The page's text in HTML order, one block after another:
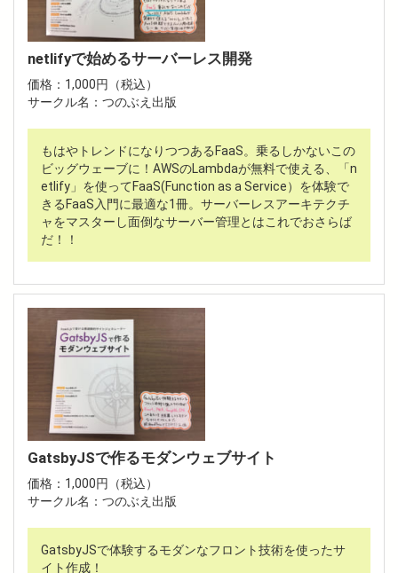
netlifyで始めるサーバーレス開発
価格：1,000円（税込）
サークル名：つのぶえ出版
もはやトレンドになりつつあるFaaS。乗るしかないこの
ビッグウェーブに！AWSのLambdaが無料で使える、「n
etlify」を使ってFaaS(Function as a Service）を体験で
きるFaaS入門に最適な1冊。サーバーレスアーキテクチ
ャをマスターし面倒なサーバー管理とはこれでおさらば
だ！！
GatsbyJSで作るモダンウェブサイト
価格：1,000円（税込）
サークル名：つのぶえ出版
GatsbyJSで体験するモダンなフロント技術を使ったサ
イト作成！